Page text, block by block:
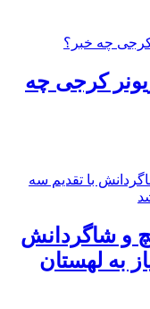
کرجی چه
و شاگردانش
به لهستان